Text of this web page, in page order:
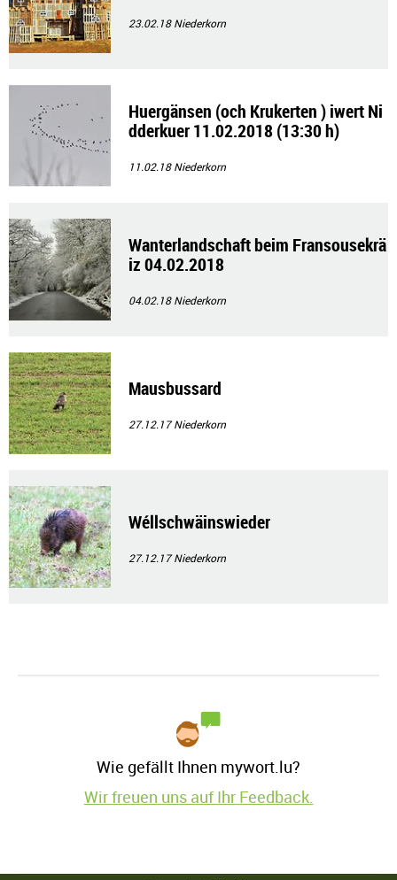
23.02.18Niederkorn
Huergänsen (och Krukerten ) iwert Ni
dderkuer 11.02.2018 (13:30 h)
11.02.18Niederkorn
Wanterlandschaft beim Fransousekrä
iz 04.02.2018
04.02.18Niederkorn
Mausbussard
27.12.17Niederkorn
Wéllschwäinswieder
27.12.17Niederkorn
Wie gefällt Ihnen mywort.lu?
Wir freuen uns auf Ihr Feedback.